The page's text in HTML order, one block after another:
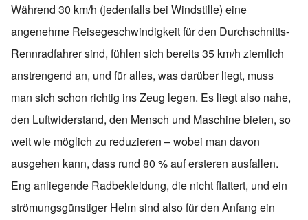
Während 30 km/h (jedenfalls bei Windstille) eine
angenehme Reisegeschwindigkeit für den Durchschnitts-
Rennradfahrer sind, fühlen sich bereits 35 km/h ziemlich
anstrengend an, und für alles, was darüber liegt, muss
man sich schon richtig ins Zeug legen. Es liegt also nahe,
den Luftwiderstand, den Mensch und Maschine bieten, so
weit wie möglich zu reduzieren – wobei man davon
ausgehen kann, dass rund 80 % auf ersteren ausfallen.
Eng anliegende Radbekleidung, die nicht flattert, und ein
strömungsgünstiger Helm sind also für den Anfang ein